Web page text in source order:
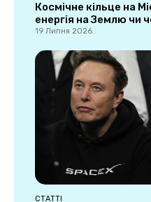
Космічне кільце на
енергія на Землю чи
19 Липня 2026
СТАТТІ